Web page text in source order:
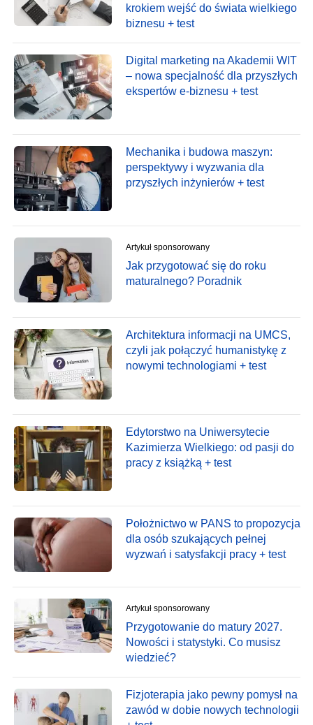
krokiem wejść do świata wielkiego
biznesu + test
Digital marketing na Akademii WIT
– nowa specjalność dla przyszłych
ekspertów e-biznesu + test
Mechanika i budowa maszyn:
perspektywy i wyzwania dla
przyszłych inżynierów + test
Artykuł sponsorowany
Jak przygotować się do roku
maturalnego? Poradnik
Architektura informacji na UMCS,
czyli jak połączyć humanistykę z
nowymi technologiami + test
Edytorstwo na Uniwersytecie
Kazimierza Wielkiego: od pasji do
pracy z książką + test
Położnictwo w PANS to propozycja
dla osób szukających pełnej
wyzwań i satysfakcji pracy + test
Artykuł sponsorowany
Przygotowanie do matury 2027.
Nowości i statystyki. Co musisz
wiedzieć?
Fizjoterapia jako pewny pomysł na
zawód w dobie nowych technologii